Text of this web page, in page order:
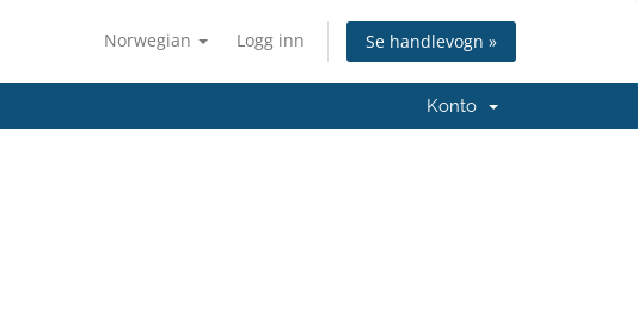
Norwegian Logg inn Se handlevogn »
Konto